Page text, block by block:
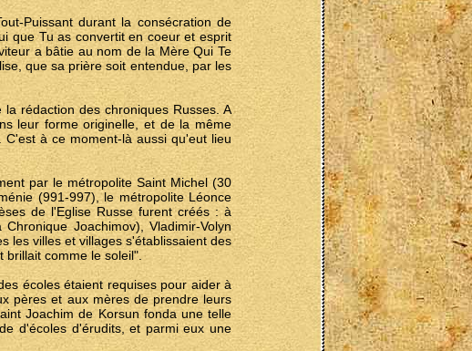
Puissant durant la consécration de
que Tu as convertit en coeur et esprit
a bâtie au nom de la Mère Qui Te
que sa prière soit entendue, par les
rédaction des chroniques Russes. A
leur forme originelle, et de la même
à ce moment-là aussi qu'eut lieu
par le métropolite Saint Michel (30
(991-997), le métropolite Léonce
de l'Eglise Russe furent créés : à
Joachimov), Vladimir-Volyn
les villes et villages s'établissaient des
comme le soleil".
écoles étaient requises pour aider à
pères et aux mères de prendre leurs
Joachim de Korsun fonda une telle
d'écoles d'érudits, et parmi eux une